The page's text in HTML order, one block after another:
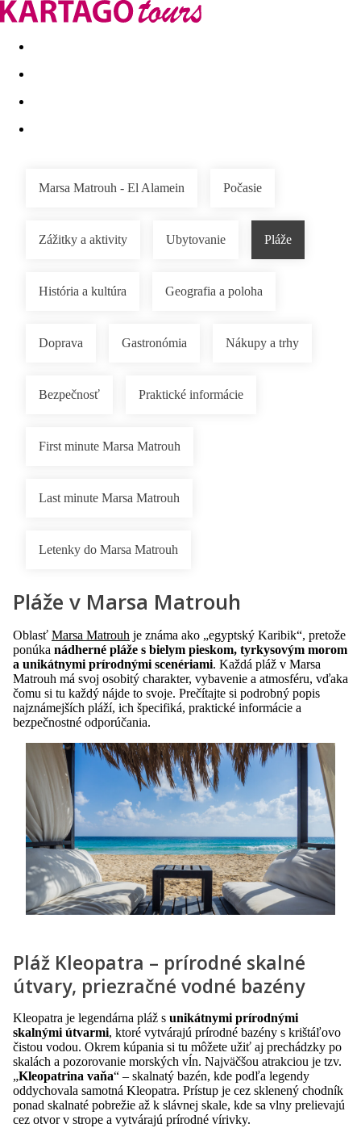
Last minute Dovolenkové kluby
Marsa Matrouh - El Alamein Počasie
Zážitky a aktivity Ubytovanie Pláže
História a kultúra Geografia a poloha
Doprava Gastronómia Nákupy a trhy
Bezpečnosť Praktické informácie
First minute Marsa Matrouh
Last minute Marsa Matrouh
Letenky do Marsa Matrouh
Pláže v Marsa Matrouh
Oblasť Marsa Matrouh je známa ako „egyptský Karibik“, pretože
ponúka nádherné pláže s bielym pieskom, tyrkysovým morom
a unikátnymi prírodnými scenériami. Každá pláž v Marsa
Matrouh má svoj osobitý charakter, vybavenie a atmosféru, vďaka
čomu si tu každý nájde to svoje. Prečítajte si podrobný popis
najznámejších pláží, ich špecifiká, praktické informácie a
bezpečnostné odporúčania.
Pláž Kleopatra – prírodné skalné
útvary, priezračné vodné bazény
Kleopatra je legendárna pláž s unikátnymi prírodnými
skalnými útvarmi, ktoré vytvárajú prírodné bazény s krištáľovo
čistou vodou. Okrem kúpania si tu môžete užiť aj prechádzky po
skalách a pozorovanie morských vĺn. Najväčšou atrakciou je tzv.
„Kleopatrina vaňa“ – skalnatý bazén, kde podľa legendy
oddychovala samotná Kleopatra. Prístup je cez sklenený chodník
ponad skalnaté pobrežie až k slávnej skale, kde sa vlny prelievajú
cez otvor v strope a vytvárajú prírodné vírivky.